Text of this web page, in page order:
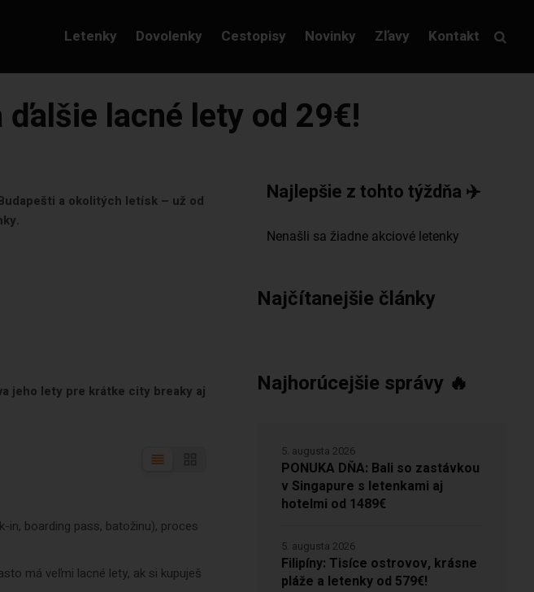
Letenky Dovolenky Cestopisy Novinky Zľavy Kontakt
lacné lety od 29€!
a okolitých letísk – už od
jeho lety pre krátke city breaky aj
boarding pass, batožinu), proces
má veľmi lacné lety, ak si kupuješ
Najlepšie z tohto týždňa ✈️
Najčítanejšie články
Najhorúcejšie správy 🔥
PONUKA DŇA: Bali so zastávkou
v Singapure s letenkami aj
hotelmi od 1489€
5. augusta 2026
Filipíny: Tisíce ostrovov, krásne
pláže a letenky od 579€!
5. augusta 2026